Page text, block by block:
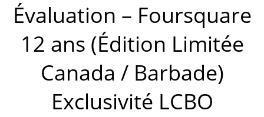
Évaluation – Foursquare
12 ans (Édition Limitée
Canada / Barbade)
Exclusivité LCBO